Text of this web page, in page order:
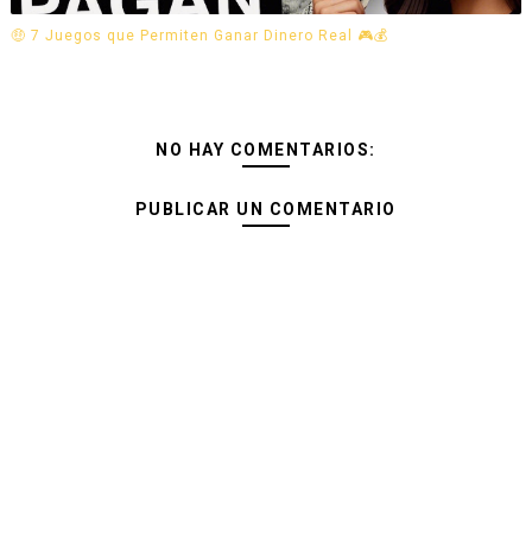
🤑 7 Juegos que Permiten Ganar Dinero Real 🎮💰
NO HAY COMENTARIOS:
PUBLICAR UN COMENTARIO